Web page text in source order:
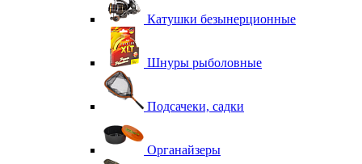
Катушки безынерционные
Шнуры рыболовные
Подсачеки, садки
Органайзеры